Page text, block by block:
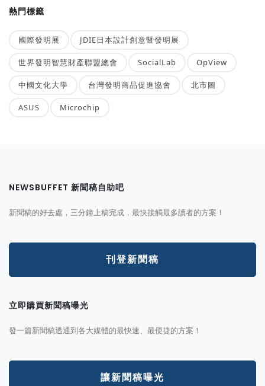
熱門標籤
國際發明展 JDIE日本設計創意暨發明展
世界發明智慧財產聯盟總會 SocialLab OpView
中國文化大學 台灣發明商品促進協會 北市圖
ASUS Microchip
NEWSBUFFET 新聞稿自助吧
新聞稿的好去處，三分鐘上稿完成，最快接觸最多讀者的方案！
刊登新聞稿
立即購買新聞稿曝光
發一篇新聞稿透通到各大媒體的最快速、最便捷的方案！
讓新聞稿曝光